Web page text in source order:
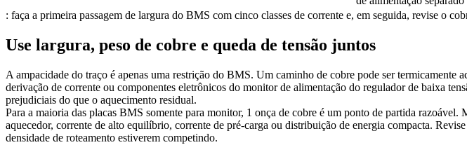
: faça a primeira passagem de largura do BMS com cinco classes de corrente e, em seguida, revise o
Use largura, peso de cobre e queda de tensão juntos
A ampacidade do traço é apenas uma restrição do BMS. Um caminho de cobre pode ser termicamente
derivação de corrente ou componentes eletrônicos do monitor de alimentação do regulador de baixa
prejudiciais do que o aquecimento residual.
Para a maioria das placas BMS somente para monitor, 1 onça de cobre é um ponto de partida
aquecedor, corrente de alto equilíbrio, corrente de pré-carga ou distribuição de energia compacta. Revise
densidade de roteamento estiverem competindo.